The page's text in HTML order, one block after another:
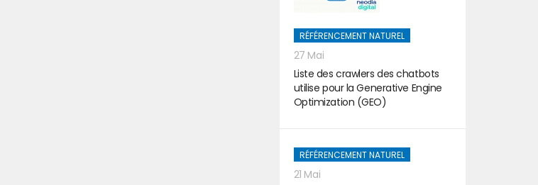
RÉFÉRENCEMENT NATUREL
27 Mai
Liste des crawlers des chatbots
utilise pour la Generative Engine
Optimization (GEO)
RÉFÉRENCEMENT NATUREL
21 Mai